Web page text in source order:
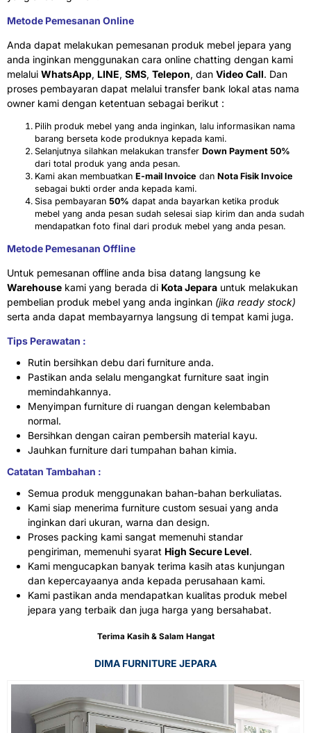
Metode Pemesanan Online
Anda dapat melakukan pemesanan produk mebel jepara yang
anda inginkan menggunakan cara online chatting dengan kami
melalui WhatsApp, LINE, SMS, Telepon, dan Video Call. Dan
proses pembayaran dapat melalui transfer bank lokal atas nama
owner kami dengan ketentuan sebagai berikut :
Pilih produk mebel yang anda inginkan, lalu informasikan nama
barang berseta kode produknya kepada kami.
Selanjutnya silahkan melakukan transfer Down Payment 50%
dari total produk yang anda pesan.
Kami akan membuatkan E-mail Invoice dan Nota Fisik Invoice
sebagai bukti order anda kepada kami.
Sisa pembayaran 50% dapat anda bayarkan ketika produk
mebel yang anda pesan sudah selesai siap kirim dan anda sudah
mendapatkan foto final dari produk mebel yang anda pesan.
Metode Pemesanan Offline
Untuk pemesanan offline anda bisa datang langsung ke
Warehouse kami yang berada di Kota Jepara untuk melakukan
pembelian produk mebel yang anda inginkan (jika ready stock)
serta anda dapat membayarnya langsung di tempat kami juga.
Tips Perawatan :
Rutin bersihkan debu dari furniture anda.
Pastikan anda selalu mengangkat furniture saat ingin
memindahkannya.
Menyimpan furniture di ruangan dengan kelembaban
normal.
Bersihkan dengan cairan pembersih material kayu.
Jauhkan furniture dari tumpahan bahan kimia.
Catatan Tambahan :
Semua produk menggunakan bahan-bahan berkuliatas.
Kami siap menerima furniture custom sesuai yang anda
inginkan dari ukuran, warna dan design.
Proses packing kami sangat memenuhi standar
pengiriman, memenuhi syarat High Secure Level.
Kami mengucapkan banyak terima kasih atas kunjungan
dan kepercayaanya anda kepada perusahaan kami.
Kami pastikan anda mendapatkan kualitas produk mebel
jepara yang terbaik dan juga harga yang bersahabat.
Terima Kasih & Salam Hangat
DIMA FURNITURE JEPARA